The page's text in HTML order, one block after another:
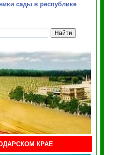
сады в республике
КРАЕ